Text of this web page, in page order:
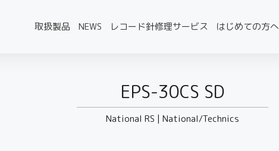
取扱製品 NEWS レコード針修理サービス はじめての方へ
EPS-30CS SD
National RS | National/Technics